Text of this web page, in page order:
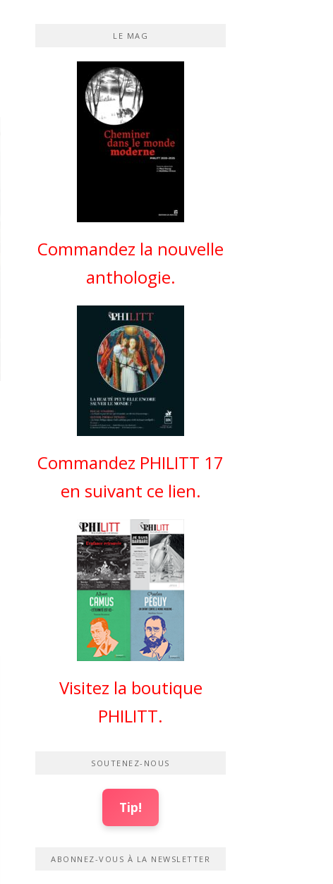
LE MAG
Commandez la nouvelle
anthologie.
Commandez PHILITT 17
en suivant ce lien.
Visitez la boutique
PHILITT.
SOUTENEZ-NOUS
Tip!
ABONNEZ-VOUS À LA NEWSLETTER